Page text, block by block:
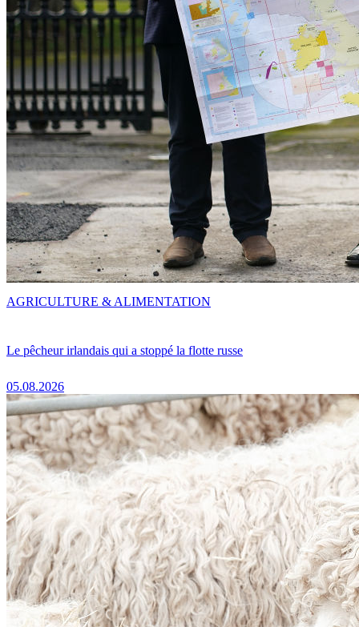
Le pêcheur irlandais qui a stoppé la flotte russe
05.08.2026
AGRICULTURE & ALIMENTATION